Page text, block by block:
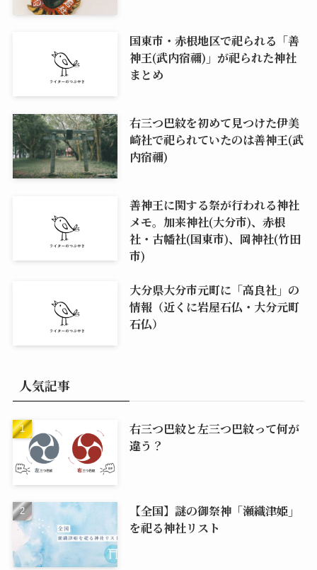
国東市・赤根地区で祀られる「善
神王(武内宿禰)」が祀られた神社
まとめ
右三つ巴紋を初めて見つけた伊美
崎社で祀られていたのは善神王(武
内宿禰)
善神王に関する祭が行われる神社
メモ。加来神社(大分市)、赤根
社・古幡社(国東市)、岡神社(竹田
市)
大分県大分市元町に「高良社」の
情報（近くに岩屋石仏・大分元町
石仏）
人気記事
右三つ巴紋と左三つ巴紋って何が
違う？
【全国】謎の御祭神「瀬織津姫」
を祀る神社リスト